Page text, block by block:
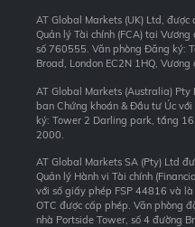
AT Global Markets (UK) Ltd,
Quản lý Tài chính (FCA) tại
số 760555. Văn phòng Đăng ký:
Broad, London EC2N 1HQ, Vương
AT Global Markets (Australia)
ban Chứng khoán & Đầu tư Úc
ký: Tower 2 Darling park, tầng
2000.
AT Global Markets SA (Pty) Ltd
Quản lý Hành vi Tài chính
với số giấy phép FSP 44816 và
OTC được cấp phép. Văn phòng
nhà Portside Tower, số 4 đường